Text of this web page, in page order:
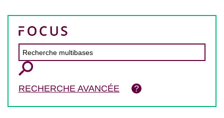
RECHERCHE AVANCÉE